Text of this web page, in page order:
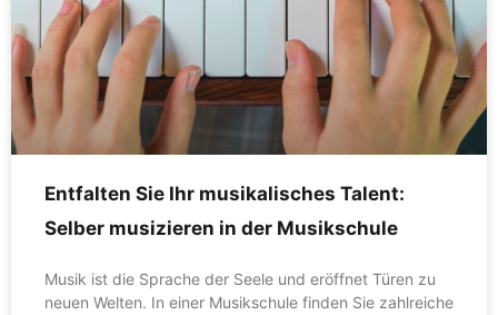
Entfalten Sie Ihr musikalisches Talent:
Selber musizieren in der Musikschule
Musik ist die Sprache der Seele und eröffnet Türen zu
neuen Welten. In einer Musikschule finden Sie zahlreiche